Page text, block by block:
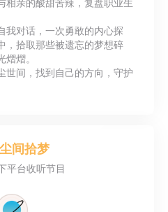
相亲的酸甜苦辣，复盘职业生
我对话，一次勇敢的内心探
，拾取那些被遗忘的梦想碎
熠。
世间，找到自己的方向，守护
尘间拾梦
平台收听节目